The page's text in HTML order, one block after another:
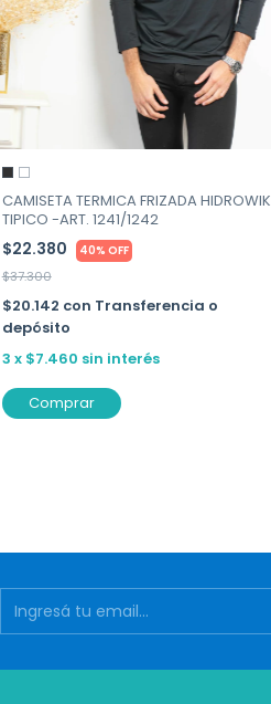
CAMISETA TERMICA FRIZADA HIDROWIK
TIPICO -ART. 1241/1242
$22.380 40% OFF
$37.300
$20.142 con Transferencia o
depósito
3 x $7.460 sin interés
Comprar